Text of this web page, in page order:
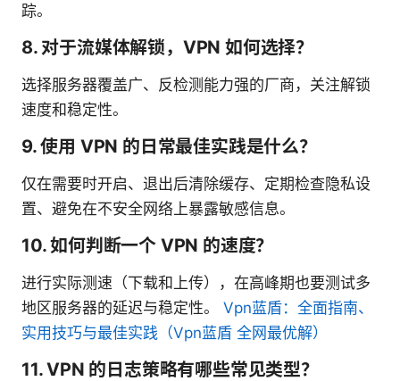
踪。
8. 对于流媒体解锁，VPN 如何选择？
选择服务器覆盖广、反检测能力强的厂商，关注解锁
速度和稳定性。
9. 使用 VPN 的日常最佳实践是什么？
仅在需要时开启、退出后清除缓存、定期检查隐私设
置、避免在不安全网络上暴露敏感信息。
10. 如何判断一个 VPN 的速度？
进行实际测速（下载和上传），在高峰期也要测试多
地区服务器的延迟与稳定性。 Vpn蓝盾：全面指南、
实用技巧与最佳实践（Vpn蓝盾 全网最优解）
11. VPN 的日志策略有哪些常见类型？